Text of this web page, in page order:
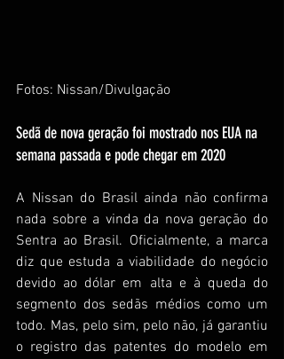
Fotos: Nissan/Divulgação
Sedã de nova geração foi mostrado nos EUA na
semana passada e pode chegar em 2020
A Nissan do Brasil ainda não confirma
nada sobre a vinda da nova geração do
Sentra ao Brasil. Oficialmente, a marca
diz que estuda a viabilidade do negócio
devido ao dólar em alta e à queda do
segmento dos sedãs médios como um
todo. Mas, pelo sim, pelo não, já garantiu
o registro das patentes do modelo em